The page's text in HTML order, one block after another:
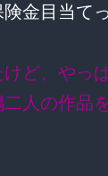
金目当て
ど、やっ
人の作品